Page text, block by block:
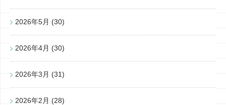
2026年5月 (30)
2026年4月 (30)
2026年3月 (31)
2026年2月 (28)